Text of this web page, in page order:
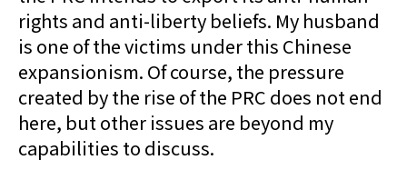
rights and anti-liberty beliefs. My husband
is one of the victims under this Chinese
expansionism. Of course, the pressure
created by the rise of the PRC does not end
here, but other issues are beyond my
capabilities to discuss.